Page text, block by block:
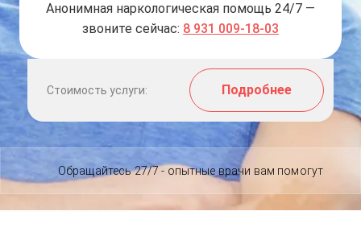
Анонимная наркологическая помощь 24/7 —
звоните сейчас: 8 931 009-18-03
Стоимость услуги: Подробнее
Обращайтесь 27/7 - опытные врачи вам помогут